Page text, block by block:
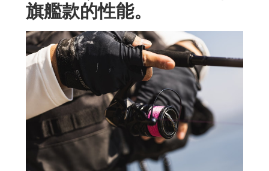
旗艦款的性能。